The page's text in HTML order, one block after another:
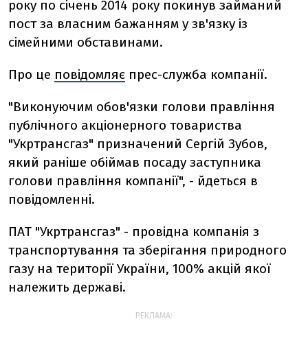
року по січень 2014 року покинув займаний
пост за власним бажанням у зв'язку із
сімейними обставинами.
Про це повідомляє прес-служба компанії.
"Виконуючим обов'язки голови правління
публічного акціонерного товариства
"Укртрансгаз" призначений Сергій Зубов,
який раніше обіймав посаду заступника
голови правління компанії", - йдеться в
повідомленні.
ПАТ "Укртрансгаз" - провідна компанія з
транспортування та зберігання природного
газу на території України, 100% акцій якої
належить державі.
РЕКЛАМА: